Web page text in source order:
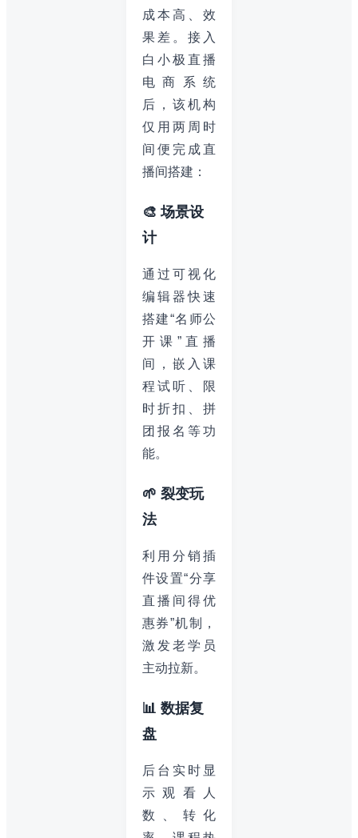
成本高、效
果差。接入
白小极直播
电商系统
后，该机构
仅用两周时
间便完成直
播间搭建：
🎨 场景设
计
通过可视化
编辑器快速
搭建“名师公
开课”直播
间，嵌入课
程试听、限
时折扣、拼
团报名等功
能。
🌱 裂变玩
法
利用分销插
件设置“分享
直播间得优
惠券”机制，
激发老学员
主动拉新。
📊 数据复
盘
后台实时显
示观看人
数、转化